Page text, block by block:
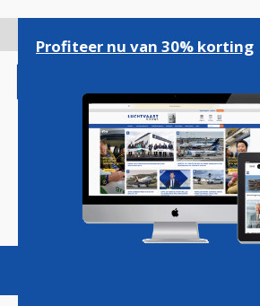
gaan
Magazine Podcasts
Profiteer nu van 30% korting